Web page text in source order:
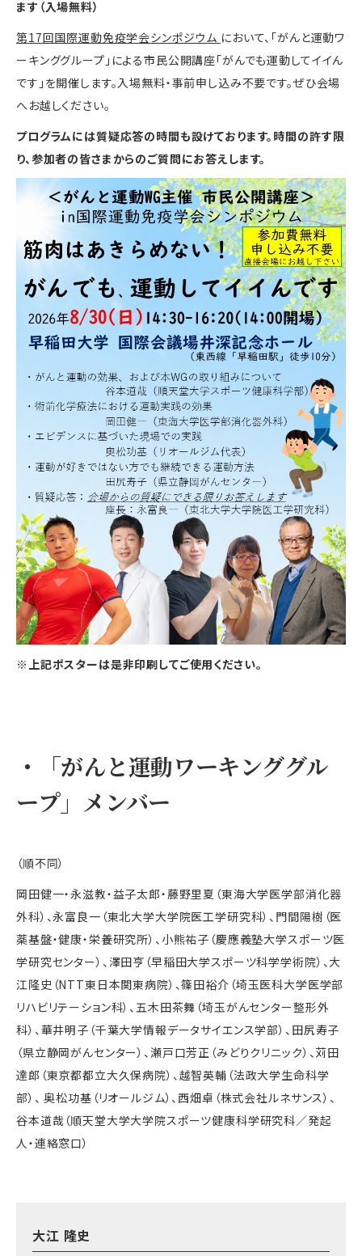
ます（入場無料）
第17回国際運動免疫学会シンポジウム において、「がんと運動ワ
ーキンググループ」による市民公開講座「がんでも運動してイイん
です」を開催します。入場無料・事前申し込み不要です。ぜひ会場
へお越しください。
プログラムには質疑応答の時間も設けております。時間の許す限
り、参加者の皆さまからのご質問にお答えします。
※上記ポスターは是非印刷してご使用ください。
・
「がんと運動ワーキンググル
ープ」メンバー
（順不同）
岡田健一・永滋教・益子太郎・藤野里夏（東海大学医学部消化器
外科）、永富良一（東北大学大学院医工学研究科）、門間陽樹（医
薬基盤・健康・栄養研究所）、小熊祐子（慶應義塾大学スポーツ医
学研究センター）、澤田亨（早稲田大学スポーツ科学学術院）、大
江隆史（NTT東日本関東病院）、篠田裕介（埼玉医科大学医学部
リハビリテーション科）、五木田茶舞（埼玉がんセンター整形外
科）、華井明子（千葉大学情報データサイエンス学部）、田尻寿子
（県立静岡がんセンター）、瀬戸口芳正（みどりクリニック）、苅田
達郎（東京都都立大久保病院）、越智英輔（法政大学生命科学
部）、 奥松功基（リオールジム）、西畑卓（株式会社ルネサンス）、
谷本道哉（順天堂大学大学院スポーツ健康科学研究科／発起
人・連絡窓口）
大江 隆史